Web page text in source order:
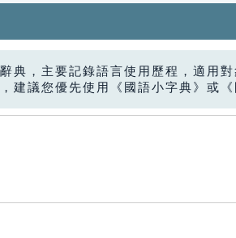
典，主要記錄語言使用歷程，適用
建議您優先使用《國語小字典》或《